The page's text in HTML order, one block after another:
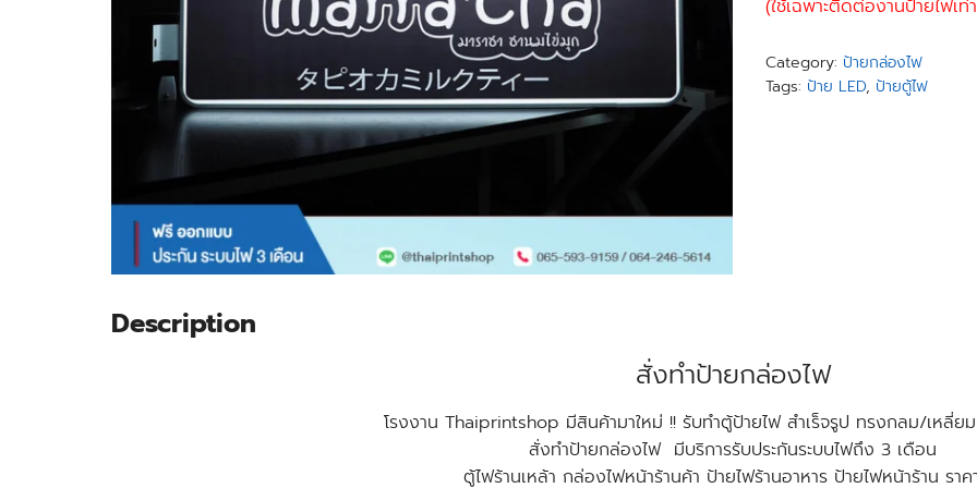
(ใช้เฉพาะติดต่องานป้ายไฟเท่
Category: ป้ายกล่องไฟ
Tags: ป้าย LED, ป้ายตู้ไฟ
Description
สั่งทำป้ายกล่องไฟ
โรงงาน Thaiprintshop มีสินค้ามาใหม่ !! รับทำตู้ป้ายไฟ สำเร็จรูป ทรงกลม/เหลี่ย
สั่งทำป้ายกล่องไฟ มีบริการรับประกันระบบไฟถึง 3 เดือน
ตู้ไฟร้านเหล้า กล่องไฟหน้าร้านค้า ป้ายไฟร้านอาหาร ป้ายไฟหน้าร้าน รา